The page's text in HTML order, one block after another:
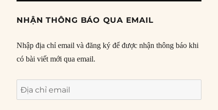
NHẬN THÔNG BÁO QUA EMAIL
Nhập địa chỉ email và đăng ký để được nhận thông báo khi
có bài viết mới qua email.
Địa
chỉ